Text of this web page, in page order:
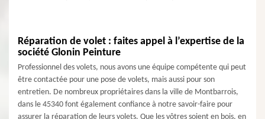
Réparation de volet : faites appel à l’expertise de la
société Glonin Peinture
Professionnel des volets, nous avons une équipe compétente qui peut
être contactée pour une pose de volets, mais aussi pour son
entretien. De nombreux propriétaires dans la ville de Montbarrois,
dans le 45340 font également confiance à notre savoir-faire pour
assurer la réparation de leurs volets. Que les vôtres soient en bois, en